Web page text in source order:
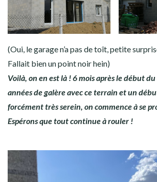
(Oui, le garage n’a pas de toît, petite
Fallait bien un point noir hein)
Voilà, on en est là ! 6 mois après le début
années de galère avec ce terrain et un
forcément très serein, on commence à se
Espérons que tout continue à rouler !